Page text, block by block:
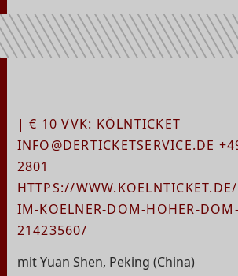
| € 10 VVK: KÖLNTICKET
INFO@DERTICKETSERVICE.DE
2801
HTTPS://
IM-KOELNER-DOM-HOHER-
21423560/
mit Yuan Shen, Peking (China)